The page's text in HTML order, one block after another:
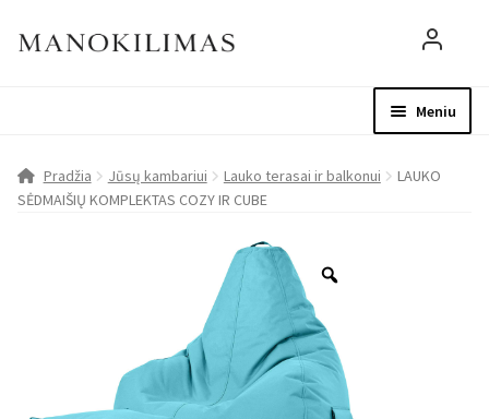
Meniu
Pradžia Jūsų kambariui Lauko terasai ir balkonui
LAUKO
SĖDMAIŠIŲ KOMPLEKTAS COZY IR CUBE